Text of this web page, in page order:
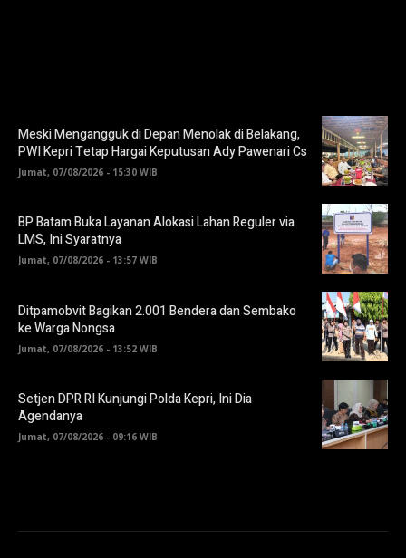
Meski Mengangguk di Depan Menolak di Belakang,
PWI Kepri Tetap Hargai Keputusan Ady Pawenari Cs
Jumat, 07/08/2026 - 15:30 WIB
BP Batam Buka Layanan Alokasi Lahan Reguler via
LMS, Ini Syaratnya
Jumat, 07/08/2026 - 13:57 WIB
Ditpamobvit Bagikan 2.001 Bendera dan Sembako
ke Warga Nongsa
Jumat, 07/08/2026 - 13:52 WIB
Setjen DPR RI Kunjungi Polda Kepri, Ini Dia
Agendanya
Jumat, 07/08/2026 - 09:16 WIB